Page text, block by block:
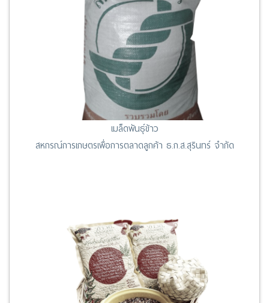
เมล็ดพันธุ์ข้าว
สหกรณ์การเกษตรเพื่อการตลาดลูกค้า ธ.ก.ส.สุรินทร์ จำกัด